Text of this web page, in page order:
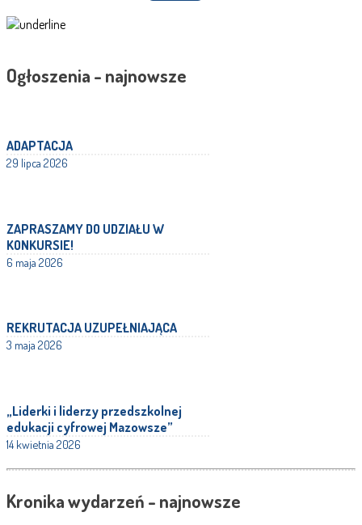
Ogłoszenia - najnowsze
ADAPTACJA
29 lipca 2026
ZAPRASZAMY DO UDZIAŁU W
KONKURSIE!
6 maja 2026
REKRUTACJA UZUPEŁNIAJĄCA
3 maja 2026
„Liderki i liderzy przedszkolnej
edukacji cyfrowej Mazowsze”
14 kwietnia 2026
Kronika wydarzeń - najnowsze